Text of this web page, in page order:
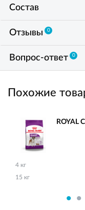
Состав
Отзывы 0
Вопрос-ответ 0
Похожие
ROYAL
4 кг
15 кг